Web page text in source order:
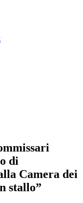
di
Camera dei
stallo”